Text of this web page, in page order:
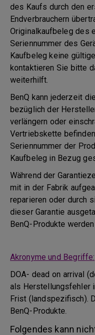
des Kaufs durch den
Endverbrauchern
Originalkaufbeleg des
Seriennummer des
Kaufbeleg keine
kontaktieren Sie bitte
weiterhilft.
BenQ kann jederzeit
bezüglich der
verlängern oder
Vertriebskette
Seriennummer der
Kaufbeleg in Bezug
Während der
mit in der Fabrik
reparieren oder durch
dieser Garantie
BenQ-Produkte
Akronyme und Begriffe:
DOA- dead on arrival
als Herstellungsfehler
Frist (landspezifisch).
BenQ-Produkte.
Folgendes kann